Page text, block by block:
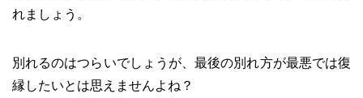
れましょう。
別れるのはつらいでしょうが、最後の別れ方が最悪では復
縁したいとは思えませんよね？